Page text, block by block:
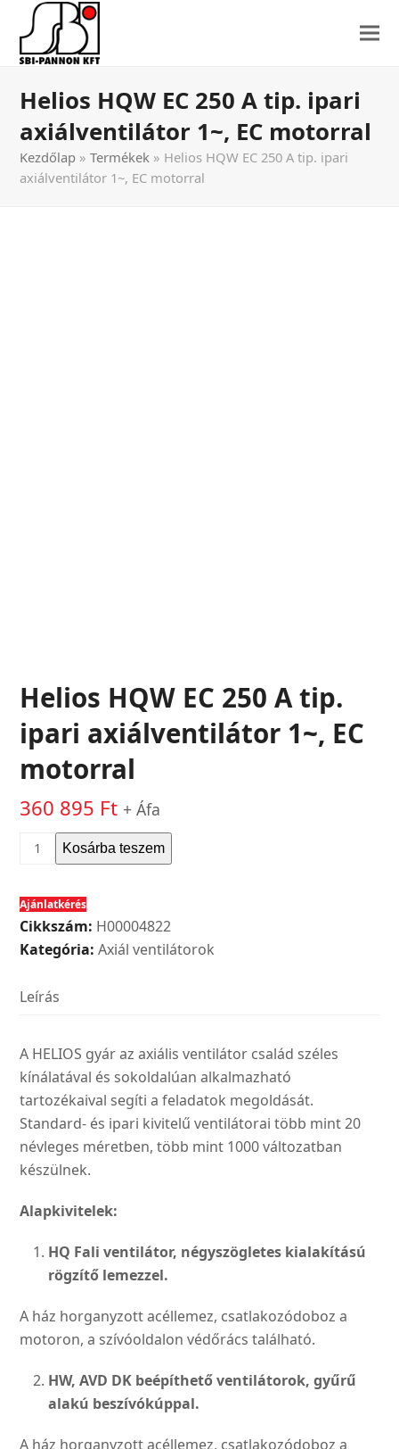
Helios HQW EC 250 A tip. ipari
axiálventilátor 1~, EC motorral
Kezdőlap »Termékek » Helios HQW EC 250 A tip. ipari
axiálventilátor 1~, EC motorral
Helios HQW EC 250 A tip.
ipari axiálventilátor 1~, EC
motorral
360 895 Ft + Áfa
Helios
250
A
tip.
axiálventilátor
EC
motorral
mennyiség
Kosárba teszem
Ajánlatkérés
Cikkszám: H00004822
Kategória: Axiál ventilátorok
Leírás
A HELIOS gyár az axiális ventilátor család széles
kínálatával és sokoldalúan alkalmazható
tartozékaival segíti a feladatok megoldását.
Standard- és ipari kivitelű ventilátorai több mint 20
névleges méretben, több mint 1000 változatban
készülnek.
Alapkivitelek:
HQ Fali ventilátor, négyszögle­tes kialakítású
rögzítő lemezzel.
A ház horganyzott acéllemez, csatlakozódoboz a
motoron, a szívóoldalon védőrács találha­tó.
HW, AVD DK beépíthető ventilá­torok, gyűrű
alakú beszívókúppal.
A ház horganyzott acéllemez, csatlakozódoboz a